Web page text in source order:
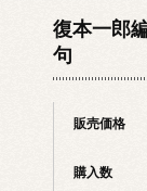
復本一郎
句
販売価格
購入数